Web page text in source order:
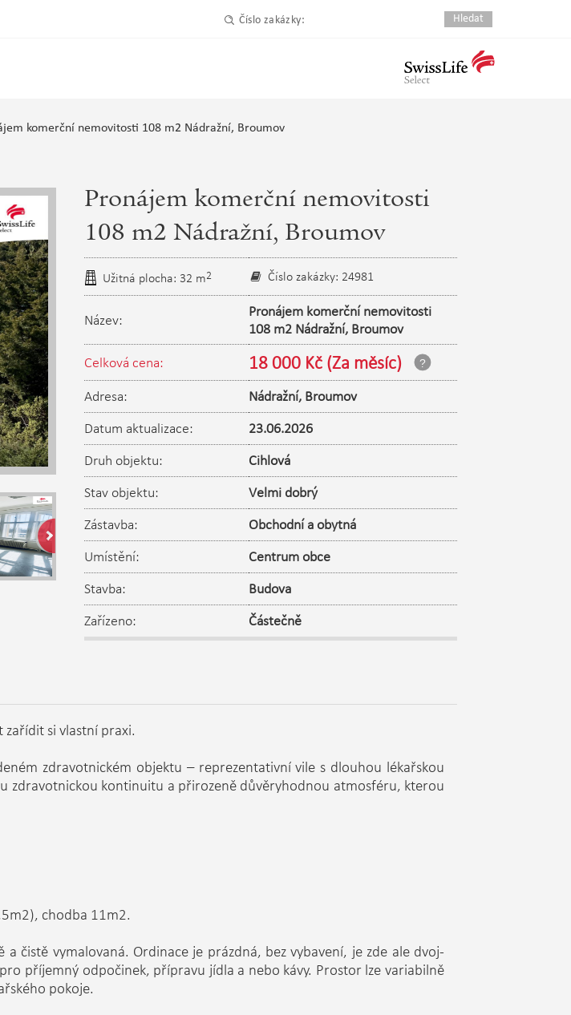
Číslo zakázky:
komerční nemovitosti 108 m2 Nádražní, Broumov
Pronájem komerční nemovitosti
108 m2 Nádražní, Broumov
Užitná plocha: 32 m2 Číslo zakázky: 24981
Název:
Pronájem komerční nemovitosti
108 m2 Nádražní, Broumov
Celková cena:
18 000 Kč (Za měsíc)
Adresa: Nádražní, Broumov
Datum aktualizace:
23.06.2026
Druh objektu:
Cihlová
Stav objektu:
Velmi dobrý
Zástavba:
Obchodní a obytná
Umístění:
Centrum obce
Stavba:
Budova
Zařízeno:
Částečně
zařídit si vlastní praxi.
zdravotnickém objektu – reprezentativní vile s dlouhou lékařskou
zdravotnickou kontinuitu a přirozeně důvěryhodnou atmosféru, kterou
chodba 11m2.
čistě vymalovaná. Ordinace je prázdná, bez vybavení, je zde ale dvoj-
příjemný odpočinek, přípravu jídla a nebo kávy. Prostor lze variabilně
pokoje.